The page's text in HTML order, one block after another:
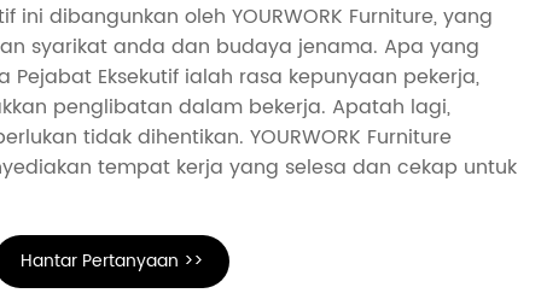
ini dibangunkan oleh YOURWORK Furniture, yang
syarikat anda dan budaya jenama. Apa yang
Pejabat Eksekutif ialah rasa kepunyaan pekerja,
penglibatan dalam bekerja. Apatah lagi,
tidak dihentikan. YOURWORK Furniture
tempat kerja yang selesa dan cekap untuk
Hantar Pertanyaan >>